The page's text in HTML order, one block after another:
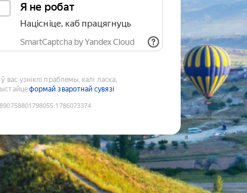
Я не робат
Націсніце, каб працягнуць
SmartCaptcha by Yandex Cloud
ў вас узніклі праблемы, калі ласка,
формай зваротнай сувязі
:1786073374